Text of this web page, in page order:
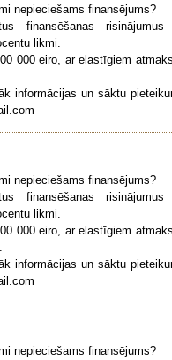
nepieciešams finansējums?
finansēšanas
likmi.
000 eiro, ar elastīgiem
informācijas un sāktu
nepieciešams finansējums?
finansēšanas
likmi.
000 eiro, ar elastīgiem
informācijas un sāktu
nepieciešams finansējums?